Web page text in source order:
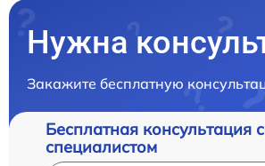
Нужна
Закажите бесплатную
Бесплатная консультация
специалистом